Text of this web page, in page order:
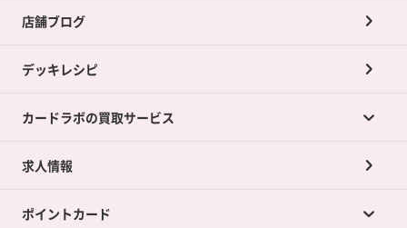
店舗ブログ
デッキレシピ
カードラボの買取サービス
カードラボの買取サービスTOP
店舗買取について
求人情報
ポイントカード